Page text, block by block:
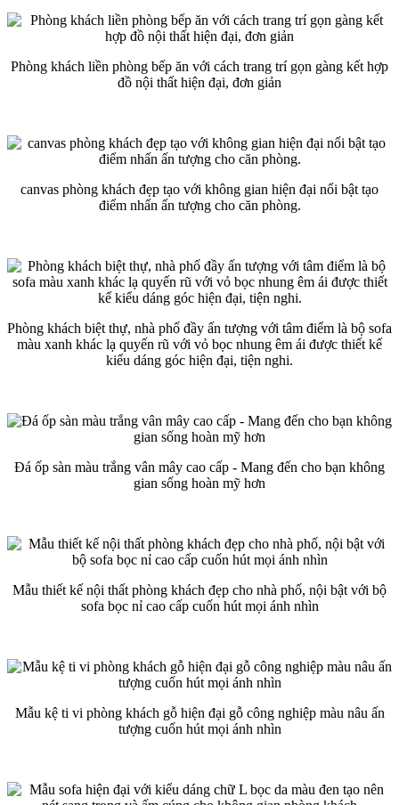
Phòng khách liền phòng bếp ăn với cách trang trí gọn gàng kết hợp
đồ nội thất hiện đại, đơn giản
canvas phòng khách đẹp tạo với không gian hiện đại nổi bật tạo
điểm nhấn ấn tượng cho căn phòng.
Phòng khách biệt thự, nhà phố đầy ấn tượng với tâm điểm là bộ sofa
màu xanh khác lạ quyến rũ với vỏ bọc nhung êm ái được thiết kế
kiểu dáng góc hiện đại, tiện nghi.
Đá ốp sàn màu trắng vân mây cao cấp - Mang đến cho bạn không
gian sống hoàn mỹ hơn
Mẫu thiết kế nội thất phòng khách đẹp cho nhà phố, nội bật với bộ
sofa bọc nỉ cao cấp cuốn hút mọi ánh nhìn
Mẫu kệ ti vi phòng khách gỗ hiện đại gỗ công nghiệp màu nâu ấn
tượng cuốn hút mọi ánh nhìn